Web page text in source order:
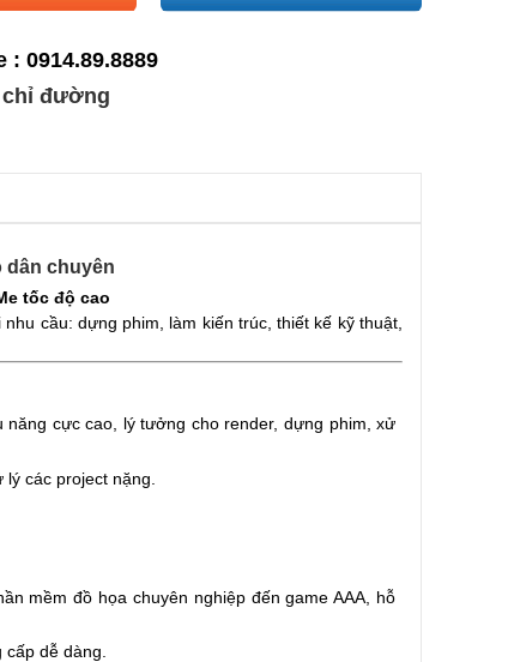
: 0914.89.8889
đường
dân chuyên
tốc độ cao
cầu: dựng phim, làm kiến trúc, thiết kế kỹ thuật,
năng cực cao, lý tưởng cho render, dựng phim, xử
các project nặng.
mềm đồ họa chuyên nghiệp đến game AAA, hỗ
dễ dàng.